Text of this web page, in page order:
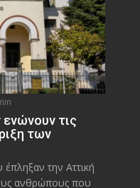
τις
των
την Αττική
ανθρώπους που